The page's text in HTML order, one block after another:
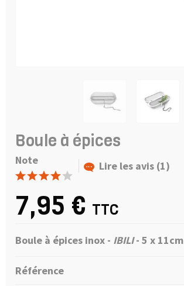
Boule à épices
Note Lire les avis (1)
7,95 € TTC
Boule à épices inox - IBILI- 5 x 11cm
Référence